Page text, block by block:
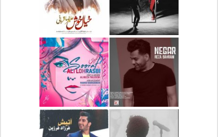
دانلود آلبوم جدید سیروان
خسروی بنام مونولوگ
دانلود آهنگ جدید علیرضا
قربانی بنام خیال خوش
دانلود آهنگ جدید رضا
بهرام بنام نگار
دانلود آهنگ جدید علی
لهراسبی بنام صورت